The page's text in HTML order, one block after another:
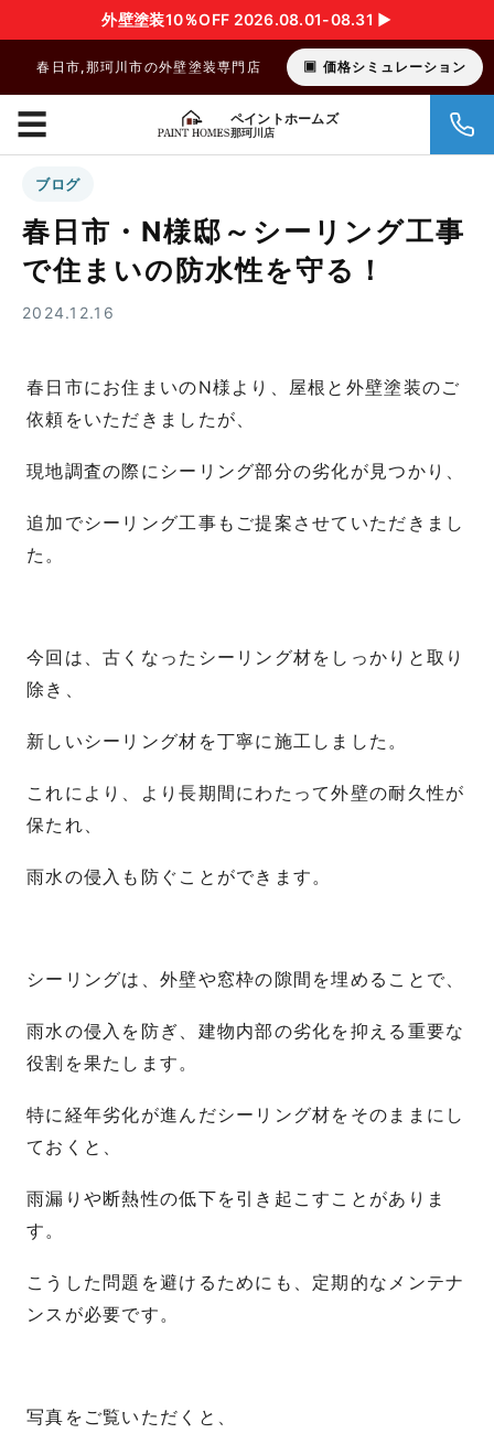
外壁塗装10％OFF 2026.08.01-08.31 ▶︎
春日市,那珂川市の外壁塗装専門店 価格シミュレーション
ペイントホームズ
那珂川店
☰
ブログ
春日市・N様邸～シーリング工事
で住まいの防水性を守る！
2024.12.16
春日市にお住まいのN様より、屋根と外壁塗装のご
依頼をいただきましたが、
現地調査の際にシーリング部分の劣化が見つかり、
追加でシーリング工事もご提案させていただきまし
た。
今回は、古くなったシーリング材をしっかりと取り
除き、
新しいシーリング材を丁寧に施工しました。
これにより、より長期間にわたって外壁の耐久性が
保たれ、
雨水の侵入も防ぐことができます。
シーリングは、外壁や窓枠の隙間を埋めることで、
雨水の侵入を防ぎ、建物内部の劣化を抑える重要な
役割を果たします。
特に経年劣化が進んだシーリング材をそのままにし
ておくと、
雨漏りや断熱性の低下を引き起こすことがありま
す。
こうした問題を避けるためにも、定期的なメンテナ
ンスが必要です。
写真をご覧いただくと、